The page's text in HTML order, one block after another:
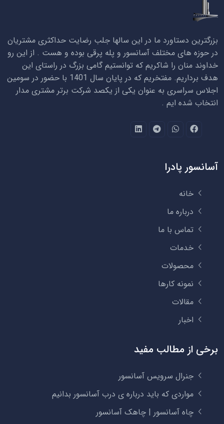
بزرگترین دستاورد ما در این سالها جلب رضایت حداکثری مشتریان
در حوزه های مختلف آسانسور و پله پرقی بوده و هست . از این رو
خداوند منان را شاکریم که توانستیم گامی بزرگ در راستای این
هدف برداریم. مفتخریم که در پایان سال 1401 با حضور در سومین
اجلاس سراسری به عنوان یکی از یکصد شرکت برتر مشتری مدار
انتخاب شده ایم .
آسانسور پادرا
خانه
درباره ما
تماس با ما
خدمات
محصولات
نمونه کارها
مقالات
اخبار
برخی از مطالب مفید
جنرال سرویس آسانسور
مواردی که باید درباره ی درب آسانسور بدانیم
چاه آسانسور | چاهک آسانسور